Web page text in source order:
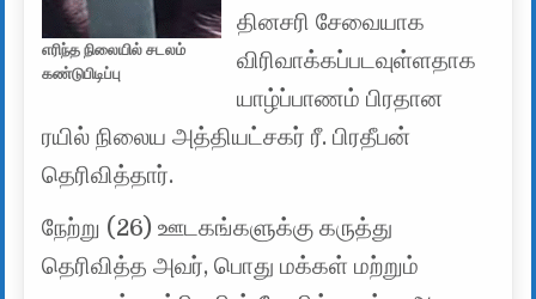
எரிந்த நிலையில் சடலம்
கண்டுபிடிப்பு
தினசரி சேவையாக
விரிவாக்கப்படவுள்ளதாக
யாழ்ப்பாணம் பிரதான
ரயில் நிலைய அத்தியட்சகர் ரீ. பிரதீபன்
தெரிவித்தார்.
நேற்று (26) ஊடகங்களுக்கு கருத்து
தெரிவித்த அவர், பொது மக்கள் மற்றும்